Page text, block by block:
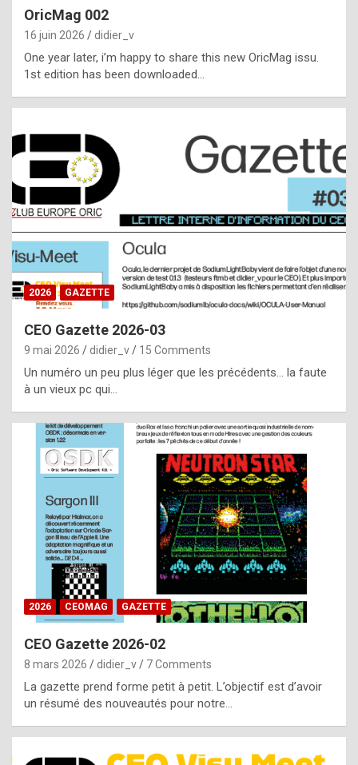
l
t
t
s
t
a
s
i
e
f
o
m
m
a
y
b
e
b
y
g
e
n
u
i
OricMag 002
16 juin 2026 didier_v
One year later, i’m happy to share this new OricMag issu.
1st edition has been downloaded…
2026 GAZETTE
CEO Gazette 2026-03
9 mai 2026 didier_v 15 Comments
Un numéro un peu plus léger que les précédents… la faute
à un vieux pc qui…
2026 CEOMAG GAZETTE
CEO Gazette 2026-02
8 mars 2026 didier_v 7 Comments
La gazette prend forme petit à petit. L’objectif est d’avoir
un résumé des nouveautés pour notre…